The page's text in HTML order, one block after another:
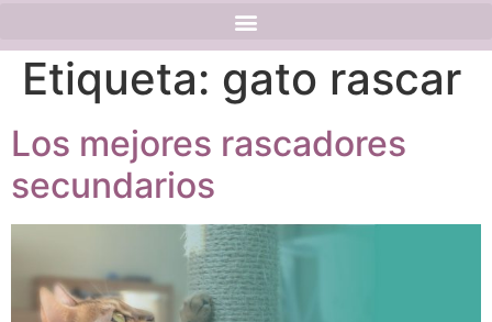
Etiqueta: gato rascar
Los mejores rascadores
secundarios